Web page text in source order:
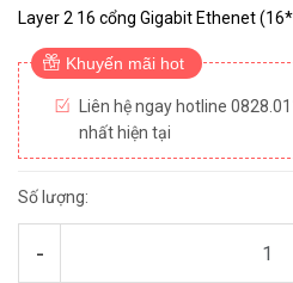
Layer 2 16 cổng Gigabit Ethenet
truyền tải 23.8 Mpps Công suất
Khuyến mãi hot
Liên hệ ngay hotline
nhất hiện tại
Số lượng:
-